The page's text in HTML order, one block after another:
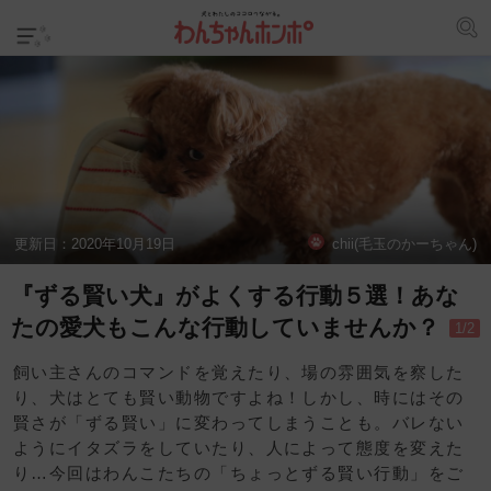
更新日： 2020年10月19日 chii(毛玉のかーちゃん)
『ずる賢い犬』がよくする行動５選！あな
たの愛犬もこんな行動していませんか？
1/2
飼い主さんのコマンドを覚えたり、場の雰囲気を察した
り、犬はとても賢い動物ですよね！しかし、時にはその
賢さが「ずる賢い」に変わってしまうことも。バレない
ようにイタズラをしていたり、人によって態度を変えた
り…今回はわんこたちの「ちょっとずる賢い行動」をご